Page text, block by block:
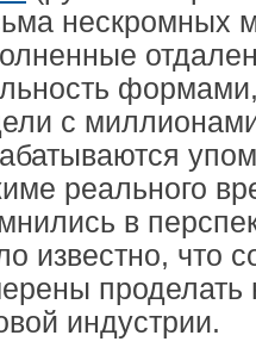
нескромных
с
реального
в
известно, что
проделать
индустрии.